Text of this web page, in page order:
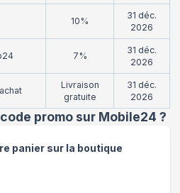
10%
31 déc.
2026
7%
31 déc.
2026
Livraison
gratuite
31 déc.
2026
promo sur Mobile24 ?
panier sur la boutique